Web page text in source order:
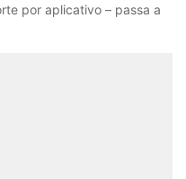
por aplicativo – passa a